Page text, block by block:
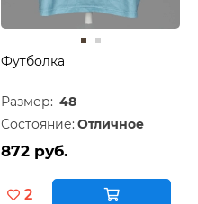
Футболка
Размер: 48
Состояние: Отличное
872 руб.
2